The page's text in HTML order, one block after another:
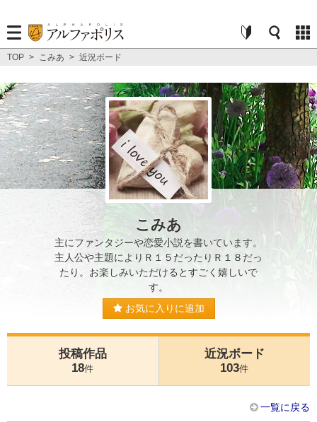
TOP > こみあ > 近況ボード
こみあ
主にファンタジーや恋愛小説を書いています。
主人公や主題によりＲ１５だったりＲ１８だっ
たり。お楽しみいただけるとすごく嬉しいで
す。
お気に入りに追加
投稿作品
18件
近況ボード
103件
一覧に戻る